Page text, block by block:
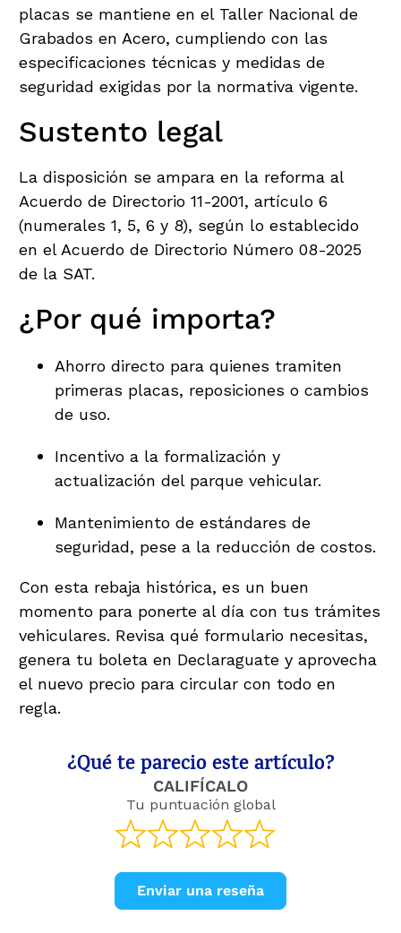
placas se mantiene en el Taller Nacional de
Grabados en Acero, cumpliendo con las
especificaciones técnicas y medidas de
seguridad exigidas por la normativa vigente.
Sustento legal
La disposición se ampara en la reforma al
Acuerdo de Directorio 11-2001, artículo 6
(numerales 1, 5, 6 y 8), según lo establecido
en el Acuerdo de Directorio Número 08-2025
de la SAT.
¿Por qué importa?
Ahorro directo para quienes tramiten
primeras placas, reposiciones o cambios
de uso.
Incentivo a la formalización y
actualización del parque vehicular.
Mantenimiento de estándares de
seguridad, pese a la reducción de costos.
Con esta rebaja histórica, es un buen
momento para ponerte al día con tus trámites
vehiculares. Revisa qué formulario necesitas,
genera tu boleta en Declaraguate y aprovecha
el nuevo precio para circular con todo en
regla.
¿Qué te parecio este artículo?
CALIFÍCALO
Tu puntuación global
Enviar una reseña